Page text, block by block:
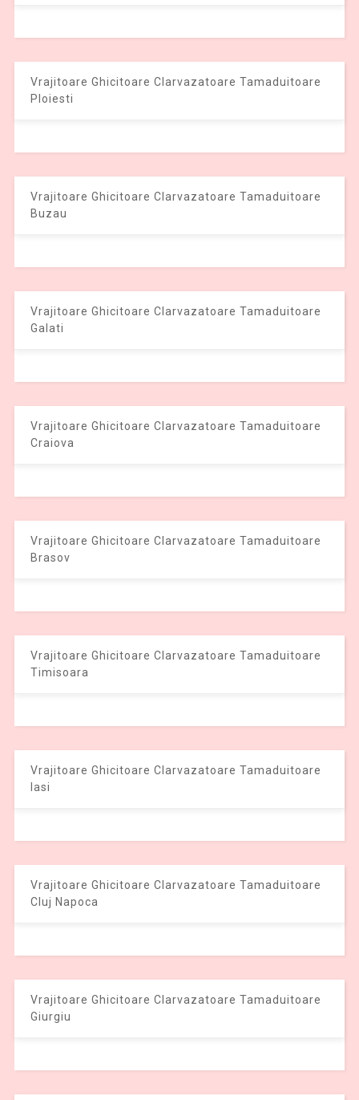
Vrajitoare Ghicitoare Clarvazatoare Tamaduitoare
Ploiesti
Vrajitoare Ghicitoare Clarvazatoare Tamaduitoare
Buzau
Vrajitoare Ghicitoare Clarvazatoare Tamaduitoare
Galati
Vrajitoare Ghicitoare Clarvazatoare Tamaduitoare
Craiova
Vrajitoare Ghicitoare Clarvazatoare Tamaduitoare
Brasov
Vrajitoare Ghicitoare Clarvazatoare Tamaduitoare
Timisoara
Vrajitoare Ghicitoare Clarvazatoare Tamaduitoare
Iasi
Vrajitoare Ghicitoare Clarvazatoare Tamaduitoare
Cluj Napoca
Vrajitoare Ghicitoare Clarvazatoare Tamaduitoare
Giurgiu